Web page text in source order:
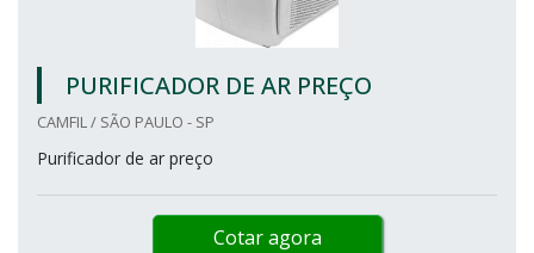
PURIFICADOR DE AR PREÇO
CAMFIL / SÃO PAULO - SP
Purificador de ar preço
Cotar agora